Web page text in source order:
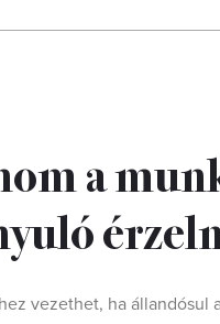
a
vezethet, ha